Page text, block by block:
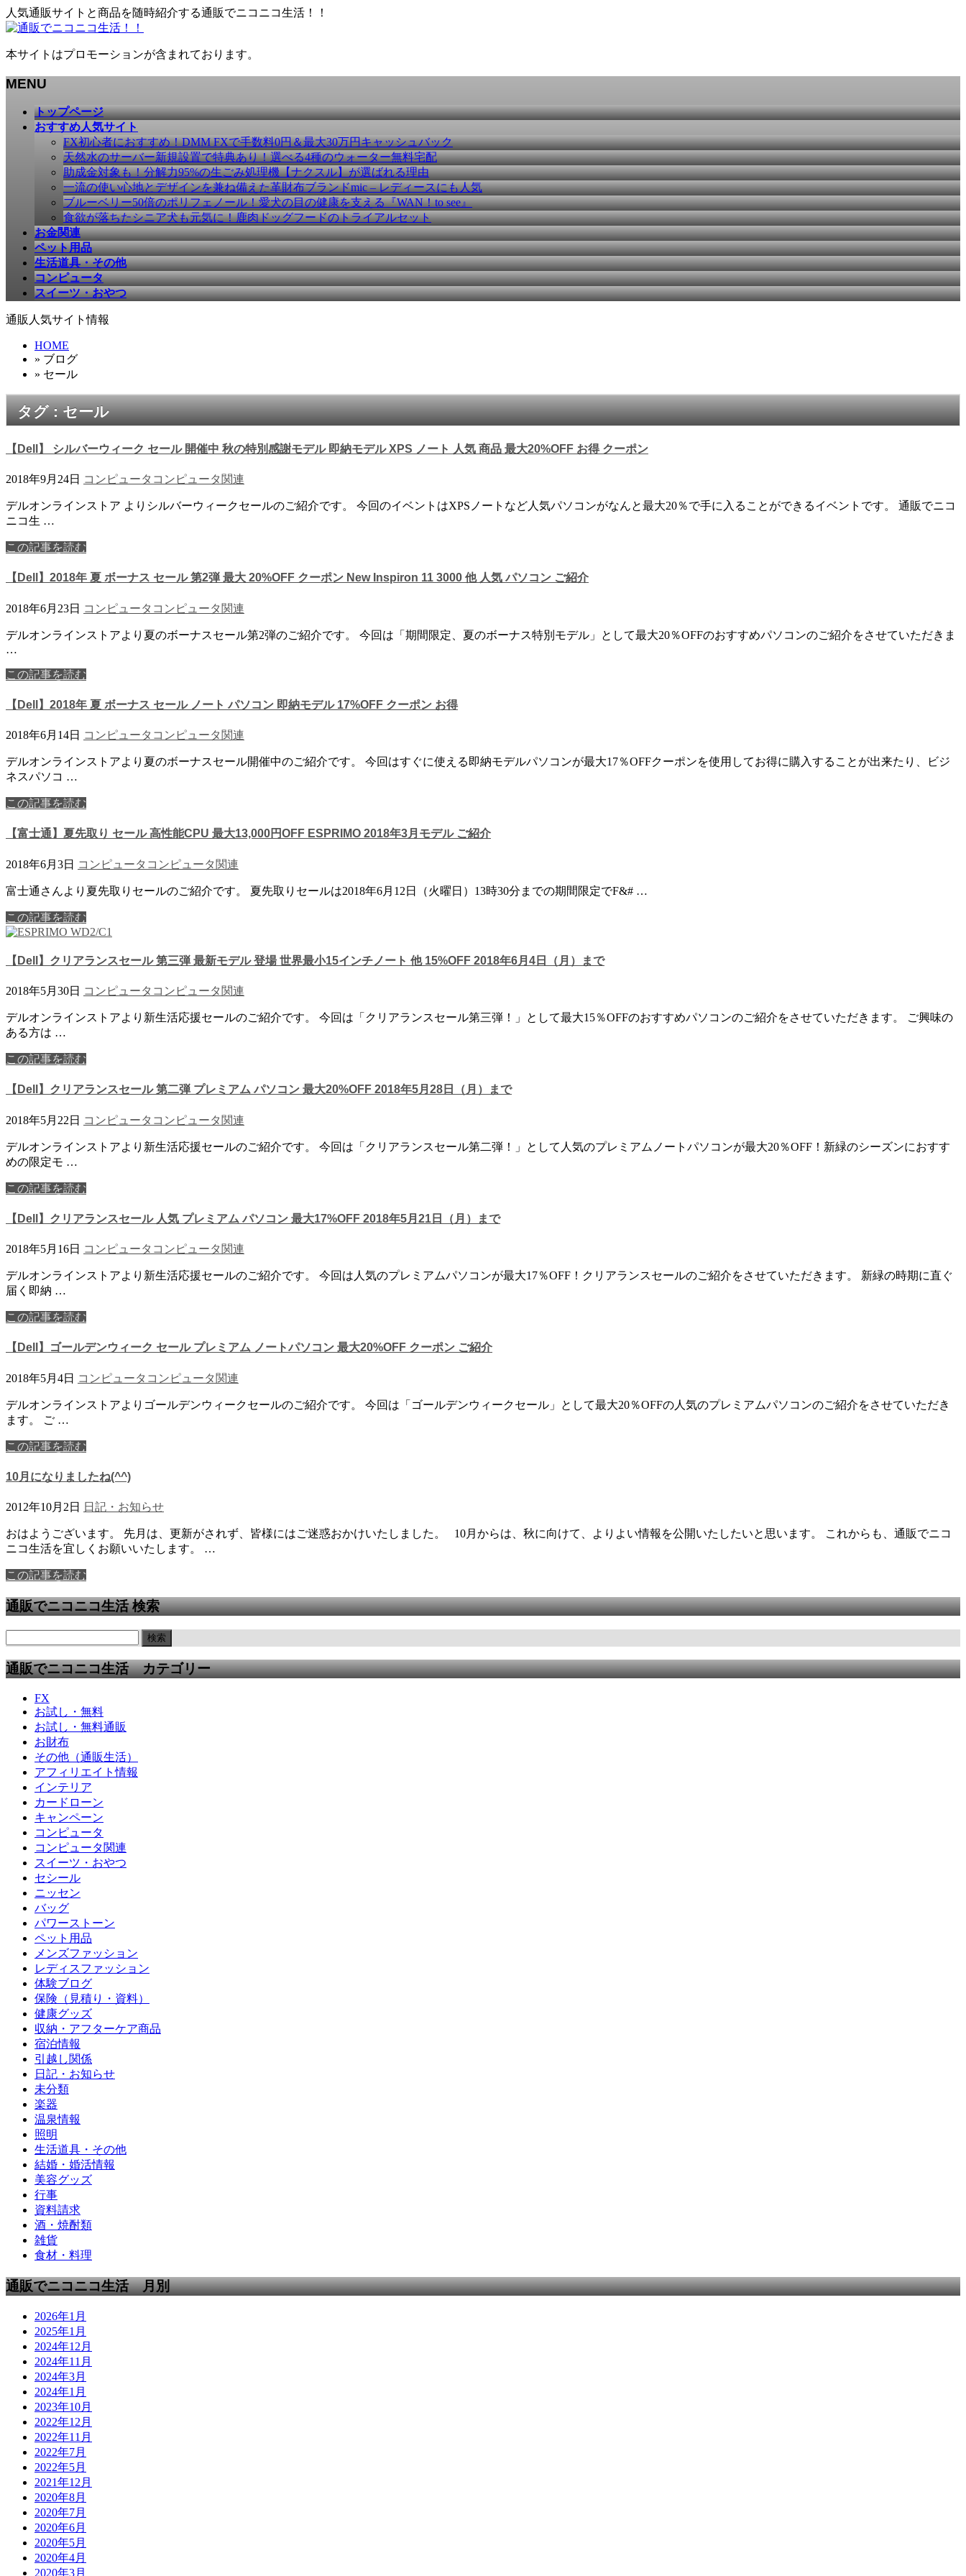
人気通販サイトと商品を随時紹介する通販でニコニコ生活！！
本サイトはプロモーションが含まれております。
MENU
トップページ
おすすめ人気サイト
FX初心者におすすめ！DMM FXで手数料0円＆最大30万円キャッシュバック
天然水のサーバー新規設置で特典あり！選べる4種のウォーター無料宅配
助成金対象も！分解力95%の生ごみ処理機【ナクスル】が選ばれる理由
一流の使い心地とデザインを兼ね備えた革財布ブランドmic – レディースにも人気
ブルーベリー50倍のポリフェノール！愛犬の目の健康を支える『WAN！to see』
食欲が落ちたシニア犬も元気に！鹿肉ドッグフードのトライアルセット
お金関連
ペット用品
生活道具・その他
コンピュータ
スイーツ・おやつ
通販人気サイト情報
HOME
» ブログ
» セール
タグ : セール
【Dell】 シルバーウィーク セール 開催中 秋の特別感謝モデル 即納モデル XPS ノート 人気 商品 最大20%OFF お得 クーポン
2018年9月24日 コンピュータ コンピュータ関連
デルオンラインストア よりシルバーウィークセールのご紹介です。 今回のイベントはXPSノートなど人気パソコンがなんと最大20％で手に入ることができるイベントです。 通販でニコ
ニコ生 …
この記事を読む
【Dell】2018年 夏 ボーナス セール 第2弾 最大 20%OFF クーポン New Inspiron 11 3000 他 人気 パソコン ご紹介
2018年6月23日 コンピュータ コンピュータ関連
デルオンラインストアより夏のボーナスセール第2弾のご紹介です。 今回は「期間限定、夏のボーナス特別モデル」として最大20％OFFのおすすめパソコンのご紹介をさせていただきま
…
この記事を読む
【Dell】2018年 夏 ボーナス セール ノート パソコン 即納モデル 17%OFF クーポン お得
2018年6月14日 コンピュータ コンピュータ関連
デルオンラインストアより夏のボーナスセール開催中のご紹介です。 今回はすぐに使える即納モデルパソコンが最大17％OFFクーポンを使用してお得に購入することが出来たり、ビジ
ネスパソコ …
この記事を読む
【富士通】夏先取り セール 高性能CPU 最大13,000円OFF ESPRIMO 2018年3月モデル ご紹介
2018年6月3日 コンピュータ コンピュータ関連
富士通さんより夏先取りセールのご紹介です。 夏先取りセールは2018年6月12日（火曜日）13時30分までの期間限定でF&# …
この記事を読む
【Dell】クリアランスセール 第三弾 最新モデル 登場 世界最小15インチノート 他 15%OFF 2018年6月4日（月）まで
2018年5月30日 コンピュータ コンピュータ関連
デルオンラインストアより新生活応援セールのご紹介です。 今回は「クリアランスセール第三弾！」として最大15％OFFのおすすめパソコンのご紹介をさせていただきます。 ご興味の
ある方は …
この記事を読む
【Dell】クリアランスセール 第二弾 プレミアム パソコン 最大20%OFF 2018年5月28日（月）まで
2018年5月22日 コンピュータ コンピュータ関連
デルオンラインストアより新生活応援セールのご紹介です。 今回は「クリアランスセール第二弾！」として人気のプレミアムノートパソコンが最大20％OFF！新緑のシーズンにおすす
めの限定モ …
この記事を読む
【Dell】クリアランスセール 人気 プレミアム パソコン 最大17%OFF 2018年5月21日（月）まで
2018年5月16日 コンピュータ コンピュータ関連
デルオンラインストアより新生活応援セールのご紹介です。 今回は人気のプレミアムパソコンが最大17％OFF！クリアランスセールのご紹介をさせていただきます。 新緑の時期に直ぐ
届く即納 …
この記事を読む
【Dell】ゴールデンウィーク セール プレミアム ノートパソコン 最大20%OFF クーポン ご紹介
2018年5月4日 コンピュータ コンピュータ関連
デルオンラインストアよりゴールデンウィークセールのご紹介です。 今回は「ゴールデンウィークセール」として最大20％OFFの人気のプレミアムパソコンのご紹介をさせていただき
ます。 ご …
この記事を読む
10月になりましたね(^^)
2012年10月2日 日記・お知らせ
おはようございます。 先月は、更新がされず、皆様にはご迷惑おかけいたしました。 10月からは、秋に向けて、よりよい情報を公開いたしたいと思います。 これからも、通販でニコ
ニコ生活を宜しくお願いいたします。 …
この記事を読む
通販でニコニコ生活 検索
通販でニコニコ生活 カテゴリー
FX
お試し・無料
お試し・無料通販
お財布
その他（通販生活）
アフィリエイト情報
インテリア
カードローン
キャンペーン
コンピュータ
コンピュータ関連
スイーツ・おやつ
セシール
ニッセン
バッグ
パワーストーン
ペット用品
メンズファッション
レディスファッション
体験ブログ
保険（見積り・資料）
健康グッズ
収納・アフターケア商品
宿泊情報
引越し関係
日記・お知らせ
未分類
楽器
温泉情報
照明
生活道具・その他
結婚・婚活情報
美容グッズ
行事
資料請求
酒・焼酎類
雑貨
食材・料理
通販でニコニコ生活 月別
2026年1月
2025年1月
2024年12月
2024年11月
2024年3月
2024年1月
2023年10月
2022年12月
2022年11月
2022年7月
2022年5月
2021年12月
2020年8月
2020年7月
2020年6月
2020年5月
2020年4月
2020年3月